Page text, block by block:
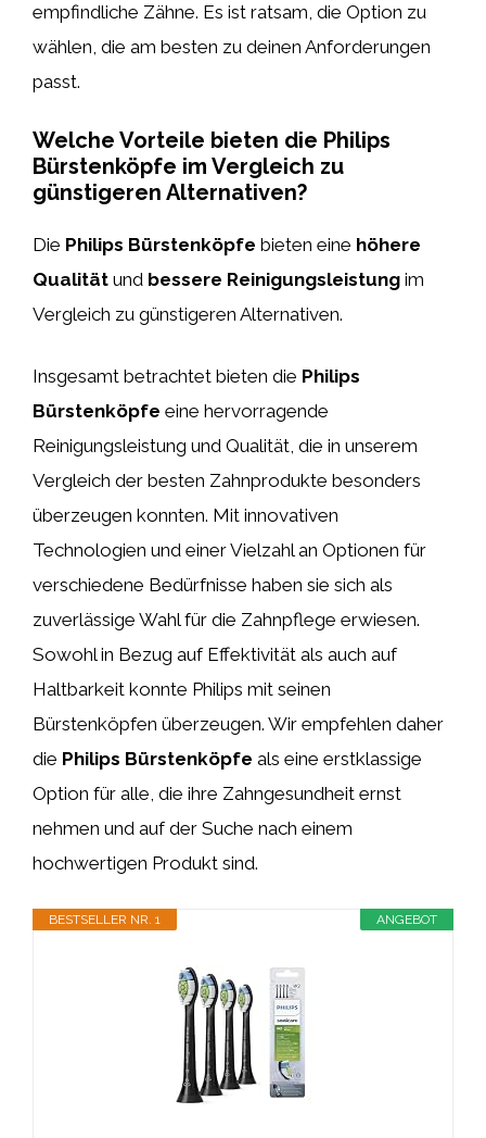
empfindliche Zähne. Es ist ratsam, die Option zu
wählen, die am besten zu deinen Anforderungen
passt.
Welche Vorteile bieten die Philips
Bürstenköpfe im Vergleich zu
günstigeren Alternativen?
Die Philips Bürstenköpfe bieten eine höhere
Qualität und bessere Reinigungsleistung im
Vergleich zu günstigeren Alternativen.
Insgesamt betrachtet bieten die Philips
Bürstenköpfe eine hervorragende
Reinigungsleistung und Qualität, die in unserem
Vergleich der besten Zahnprodukte besonders
überzeugen konnten. Mit innovativen
Technologien und einer Vielzahl an Optionen für
verschiedene Bedürfnisse haben sie sich als
zuverlässige Wahl für die Zahnpflege erwiesen.
Sowohl in Bezug auf Effektivität als auch auf
Haltbarkeit konnte Philips mit seinen
Bürstenköpfen überzeugen. Wir empfehlen daher
die Philips Bürstenköpfe als eine erstklassige
Option für alle, die ihre Zahngesundheit ernst
nehmen und auf der Suche nach einem
hochwertigen Produkt sind.
ANGEBOT
BESTSELLER NR. 1